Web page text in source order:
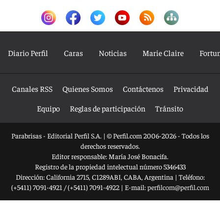
Diario Perfil Caras Noticias Marie Claire
Canales RSS Quienes Somos Contáctenos
Privacidad
Equipo
Reglas de participación Tránsito
Parabrisas - Editorial Perfil S.A. | © Perfil.com 2006-2026 - Todos los
derechos reservados.
Editor responsable: María José Bonacifa.
Registro de la propiedad intelectual número 5346433
Dirección:California 2715, C1289ABI, CABA, Argentina | Teléfono:
(+5411) 7091-4921 /(+5411) 7091-4922| E-mail:perfilcom@perfil.com